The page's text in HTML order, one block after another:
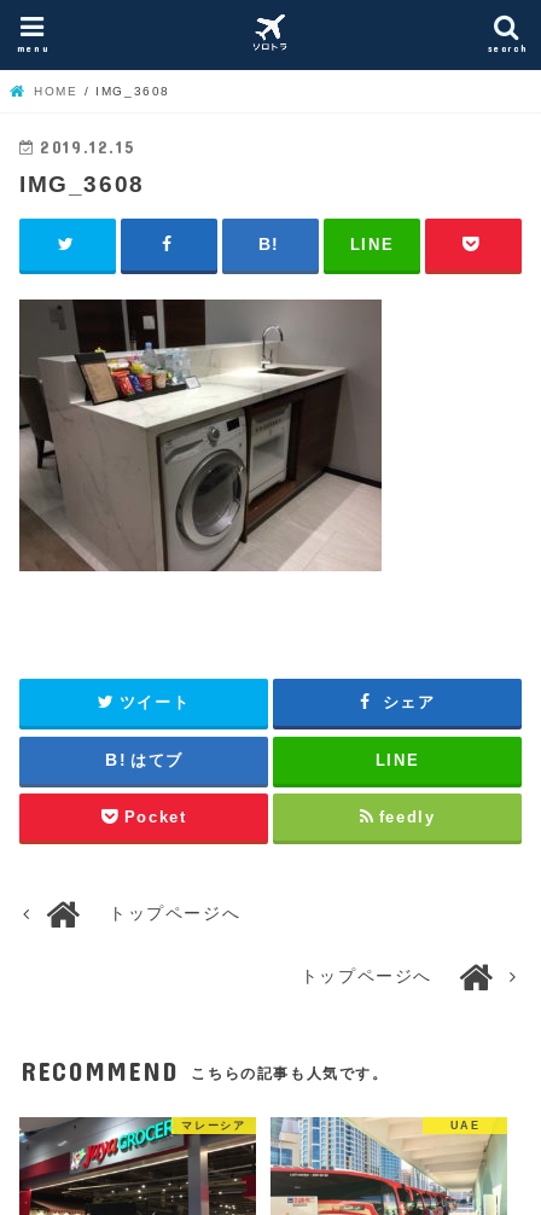
search
menu
HOME IMG_3608
2019.12.15
IMG_3608
LINE
ツイート シェア
はてブ LINE
Pocket feedly
トップページへ
トップページへ
RECOMMEND こちらの記事も人気です。
マレーシア UAE